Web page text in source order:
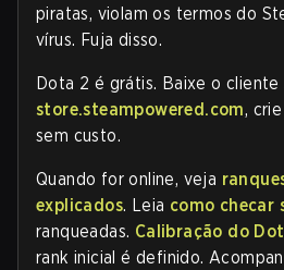
piratas, violam os termos do
vírus. Fuja disso.
Dota 2 é grátis. Baixe o cliente
store.steampowered.com,
sem custo.
Quando for online, veja
explicados. Leia como checar
ranqueadas. Calibração do
rank inicial é definido.